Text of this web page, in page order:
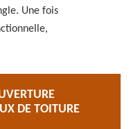
Une fois
DE TOITURE